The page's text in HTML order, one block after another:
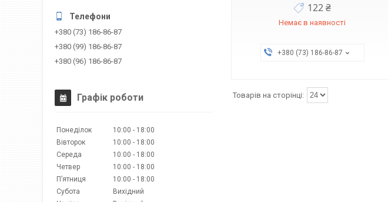
122 ₴
Немає в наявності
+380 (73) 186-86-87
+380 (73) 186-86-87
+380 (99) 186-86-87
+380 (96) 186-86-87
Графік роботи
Понеділок 10:00
18:00
Вівторок
10:00
18:00
Середа
10:00
18:00
Четвер
10:00
18:00
Пʼятниця
10:00
18:00
Субота
Вихідний